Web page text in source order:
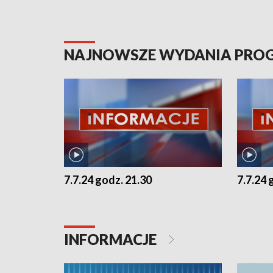
NAJNOWSZE WYDANIA
7.7.24 godz. 21.30 7.7.24
INFORMACJE